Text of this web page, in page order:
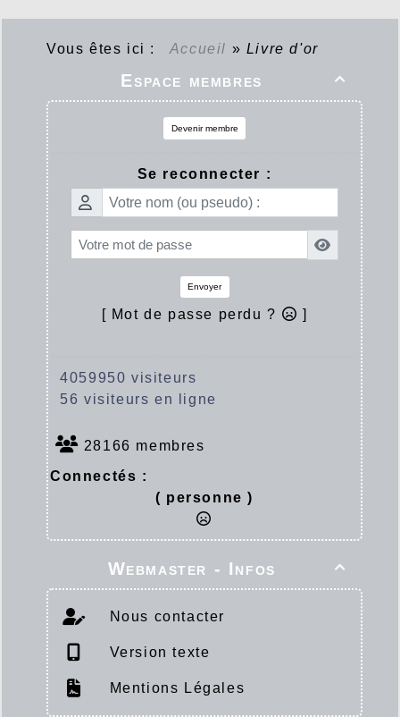
Vous êtes ici : Accueil » Livre d'or

Espace membres
Devenir membre
Se reconnecter :
Envoyer
[ Mot de passe perdu ? ]
4059950 visiteurs
56 visiteurs en ligne
28166 membres
Connectés :
( personne )

Webmaster - Infos
Nous contacter
Version texte
Mentions Légales